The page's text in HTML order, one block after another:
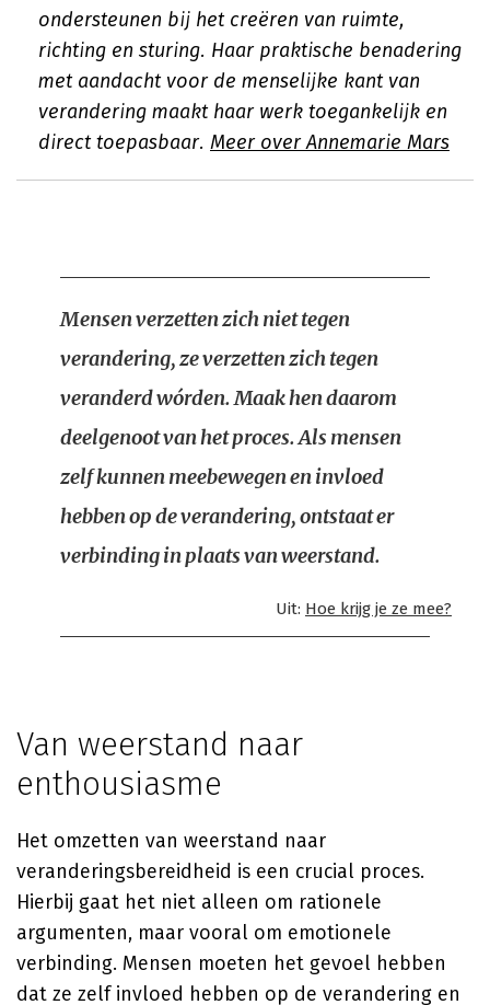
ondersteunen bij het creëren van ruimte,
richting en sturing. Haar praktische benadering
met aandacht voor de menselijke kant van
verandering maakt haar werk toegankelijk en
direct toepasbaar. Meer over Annemarie Mars
Mensen verzetten zich niet tegen
verandering, ze verzetten zich tegen
veranderd wórden. Maak hen daarom
deelgenoot van het proces. Als mensen
zelf kunnen meebewegen en invloed
hebben op de verandering, ontstaat er
verbinding in plaats van weerstand.
Uit: Hoe krijg je ze mee?
Van weerstand naar
enthousiasme
Het omzetten van weerstand naar
veranderingsbereidheid is een crucial proces.
Hierbij gaat het niet alleen om rationele
argumenten, maar vooral om emotionele
verbinding. Mensen moeten het gevoel hebben
dat ze zelf invloed hebben op de verandering en